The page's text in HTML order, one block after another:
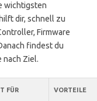
wichtigsten
dir, schnell zu
Firmware
findest du
nach Ziel.
FÜR VORTEILE